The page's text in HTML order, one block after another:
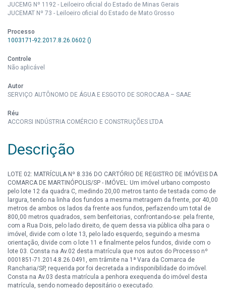
JUCEMG Nº 1192 - Leiloeiro oficial do Estado de Minas Gerais
JUCEMAT Nº 73 - Leiloeiro oficial do Estado de Mato Grosso
Processo
1003171-92.2017.8.26.0602 ()
Controle
Não aplicável
Autor
SERVIÇO AUTÔNOMO DE ÁGUA E ESGOTO DE SOROCABA – SAAE
Réu
ACCORSI INDÚSTRIA COMÉRCIO E CONSTRUÇÕES LTDA
Descrição
LOTE 02: MATRÍCULA Nº 8.336 DO CARTÓRIO DE REGISTRO DE IMÓVEIS DA
COMARCA DE MARTINÓPOLIS/SP - IMÓVEL: Um imóvel urbano composto
pelo lote 12 da quadra C, medindo 20,00 metros tanto de testada como de
largura, tendo na linha dos fundos a mesma metragem da frente, por 40,00
metros de ambos os lados da frente aos fundos, perfazendo um total de
800,00 metros quadrados, sem benfeitorias, confrontando-se: pela frente,
com a Rua Dois, pelo lado direito, de quem dessa via pública olha para o
imóvel, divide com o lote 13, pelo lado esquerdo, seguindo a mesma
orientação, divide com o lote 11 e finalmente pelos fundos, divide com o
lote 03. Consta na Av.02 desta matrícula que nos autos do Processo nº
0001851-71.2014.8.26.0491, em trâmite na 1ª Vara da Comarca de
Rancharia/SP, requerida por foi decretada a indisponibilidade do imóvel.
Consta na Av.03 desta matrícula a penhora exequenda do imóvel desta
matrícula, sendo nomeado depositário o executado.